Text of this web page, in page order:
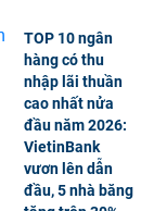
TOP 10 ngân
hàng có thu
nhập lãi thuần
cao nhất nửa
đầu năm 2026:
VietinBank
vươn lên dẫn
đầu, 5 nhà băng